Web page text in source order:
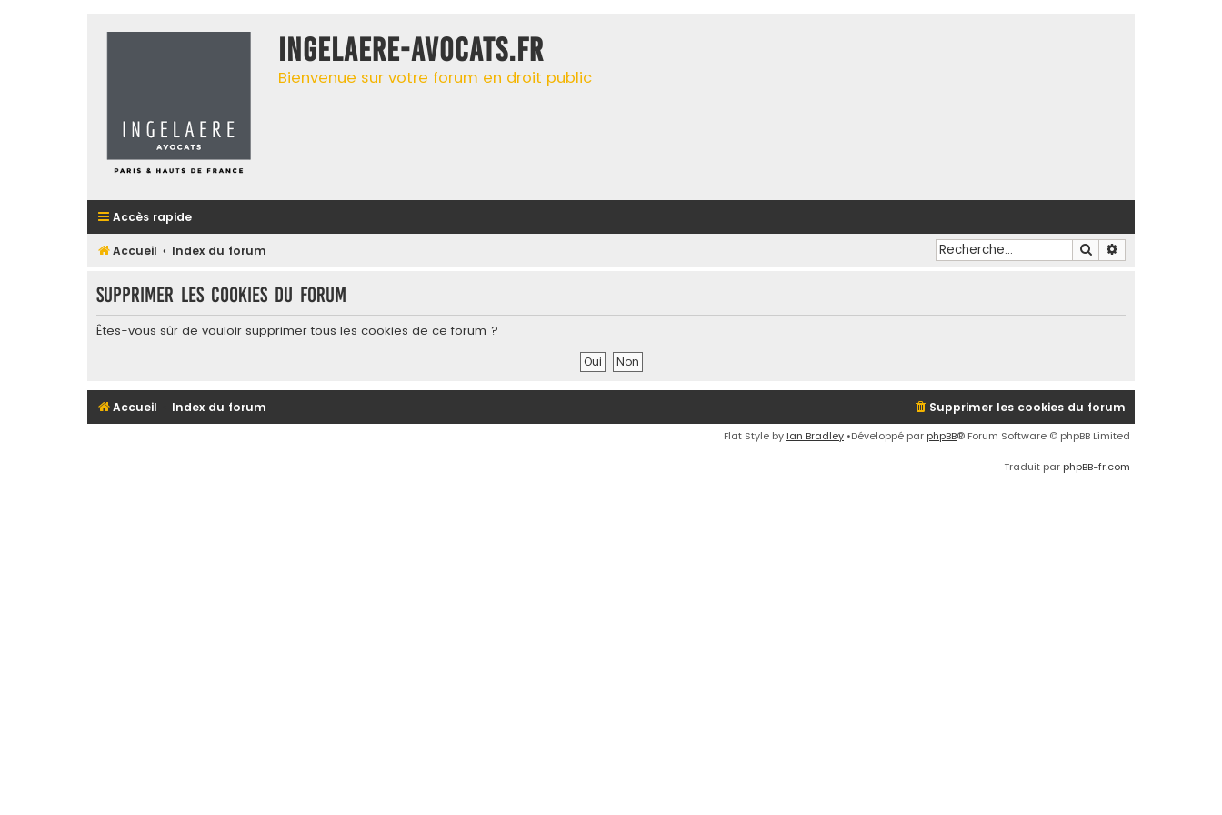
INGELAERE-AVOCATS.FR
Bienvenue sur votre forum en droit public
Accès rapide
Accueil Index du forum Rechercher
Supprimer les cookies du forum
Êtes-vous sûr de vouloir supprimer tous les cookies de ce forum ?
Accueil Index du forum Supprimer les cookies du forum
Flat Style by Ian Bradley •Développé par phpBB® Forum Software © phpBB Limited
Traduit par phpBB-fr.com